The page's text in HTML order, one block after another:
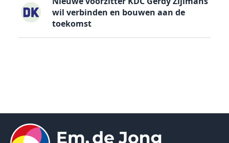
wil verbinden en bouwen aan de
toekomst